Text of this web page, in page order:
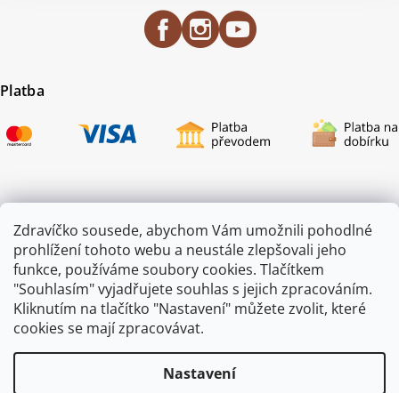
Zdravíčko sousede, abychom Vám umožnili pohodlné
prohlížení tohoto webu a neustále zlepšovali jeho
funkce, používáme soubory cookies. Tlačítkem
"Souhlasím" vyjadřujete souhlas s jejich zpracováním.
Kliknutím na tlačítko "Nastavení" můžete zvolit, které
cookies se mají zpracovávat.
Nastavení
Platba